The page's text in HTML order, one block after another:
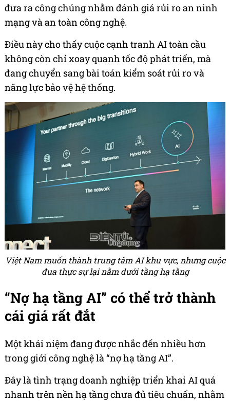
đưa ra công chúng nhằm đánh giá rủi ro an ninh
mạng và an toàn công nghệ.
Điều này cho thấy cuộc cạnh tranh AI toàn cầu
không còn chỉ xoay quanh tốc độ phát triển, mà
đang chuyển sang bài toán kiểm soát rủi ro và
năng lực bảo vệ hệ thống.
Việt Nam muốn thành trung tâm AI khu vực, nhưng cuộc
đua thực sự lại nằm dưới tầng hạ tầng
“Nợ hạ tầng AI” có thể trở thành
cái giá rất đắt
Một khái niệm đang được nhắc đến nhiều hơn
trong giới công nghệ là “nợ hạ tầng AI”.
Đây là tình trạng doanh nghiệp triển khai AI quá
nhanh trên nền hạ tầng chưa đủ tiêu chuẩn, nhằm